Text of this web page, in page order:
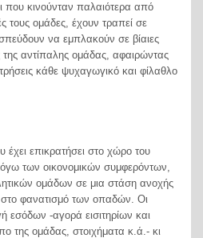
κινούνταν παλαιότερα από
τους ομάδες, έχουν τραπεί σε
να εμπλακούν σε βίαιες
αντίπαλης ομάδας, αφαιρώντας
κάθε ψυχαγωγικό και φίλαθλο
επικρατήσει στο χώρο του
των οικονομικών συμφερόντων,
ομάδων σε μια στάση ανοχής
στο φανατισμό των οπαδών. Οι
εσόδων -αγορά εισιτηρίων και
της ομάδας, στοιχήματα κ.ά.- κι